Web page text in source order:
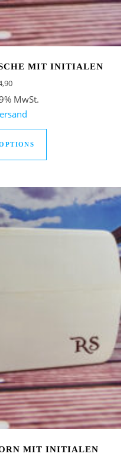
MIT INITIALEN
MwSt.
MIT INITIALEN